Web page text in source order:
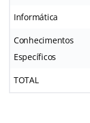
Informática
Conhecimentos
Específicos
TOTAL